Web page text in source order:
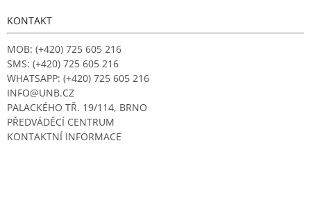
KONTAKT
MOB: (+420) 725 605 216
SMS: (+420) 725 605 216
WHATSAPP: (+420) 725 605 216
INFO@UNB.CZ
PALACKÉHO TŘ. 19/114, BRNO
PŘEDVÁDĚCÍ CENTRUM
KONTAKTNÍ INFORMACE